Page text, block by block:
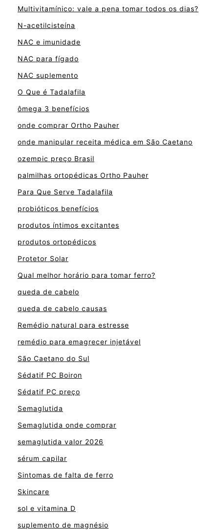
Multivitamínico: vale a pena tomar todos os dias?
N-acetilcisteína
NAC e imunidade
NAC para fígado
NAC suplemento
O Que é Tadalafila
ômega 3 benefícios
onde comprar Ortho Pauher
onde manipular receita médica em São Caetano
ozempic preço Brasil
palmilhas ortopédicas Ortho Pauher
Para Que Serve Tadalafila
probióticos benefícios
produtos íntimos excitantes
produtos ortopédicos
Protetor Solar
Qual melhor horário para tomar ferro?
queda de cabelo
queda de cabelo causas
Remédio natural para estresse
remédio para emagrecer injetável
São Caetano do Sul
Sédatif PC Boiron
Sédatif PC preço
Semaglutida
Semaglutida onde comprar
semaglutida valor 2026
sérum capilar
Sintomas de falta de ferro
Skincare
sol e vitamina D
suplemento de magnésio